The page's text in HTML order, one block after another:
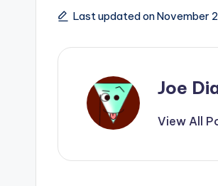
Last updated on November
Joe
View All